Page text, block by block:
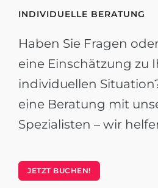
INDIVIDUELLE BERATUNG
Haben Sie Fragen
eine Einschätzung zu
individuellen
eine Beratung mit
Spezialisten – wir
JETZT BUCHEN!